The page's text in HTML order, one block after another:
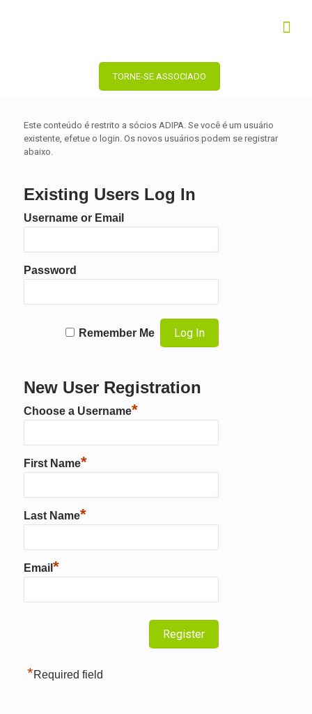
TORNE-SE ASSOCIADO
Este conteúdo é restrito a sócios ADIPA. Se você é um usuário
existente, efetue o login. Os novos usuários podem se registrar
abaixo.
Existing Users Log In
Username or Email
Password
Remember Me
New User Registration
Choose a Username*
First Name*
Last Name*
Email *
*Required field